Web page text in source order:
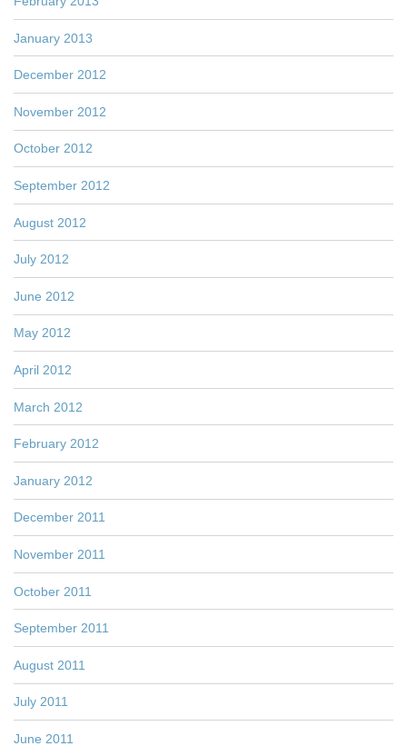
January 2013
December 2012
November 2012
October 2012
September 2012
August 2012
July 2012
June 2012
May 2012
April 2012
March 2012
February 2012
January 2012
December 2011
November 2011
October 2011
September 2011
August 2011
July 2011
June 2011